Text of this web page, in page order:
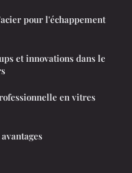
pour l'échappement
et innovations dans le
en vitres